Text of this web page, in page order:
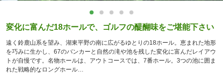
変化に富んだ18ホールで、ゴルフの醍醐味をご堪能下さい
遠く鈴鹿山系を望み、湖東平野の南に広がるゆとりの18ホール。恵まれた地形
を巧みに生かし、67のバンカーと自然の滝や池を残した変化に富んだレイアウ
トが自慢です。名物ホールは、アウトコースでは、7番ホール。3つの池に囲ま
れた戦略的なロングホール